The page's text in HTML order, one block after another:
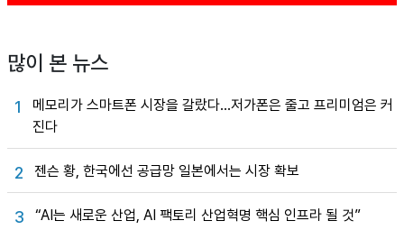
많이 본 뉴스
1
메모리가 스마트폰 시장을 갈랐다…저가폰은 줄고 프리미엄은 커
진다
2 젠슨 황, 한국에선 공급망 일본에서는 시장 확보
3 “AI는 새로운 산업, AI 팩토리 산업혁명 핵심 인프라 될 것”